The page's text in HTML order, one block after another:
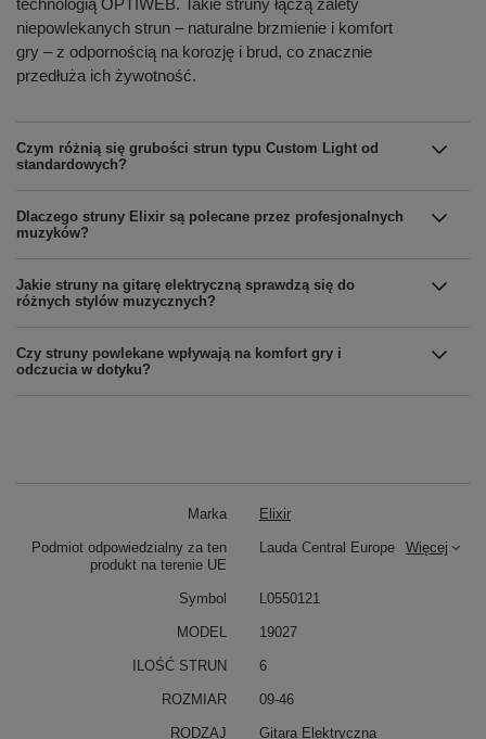
technologią OPTIWEB. Takie struny łączą zalety
niepowlekanych strun – naturalne brzmienie i komfort
gry – z odpornością na korozję i brud, co znacznie
przedłuża ich żywotność.
Czym różnią się grubości strun typu Custom Light od
standardowych?
Dlaczego struny Elixir są polecane przez profesjonalnych
muzyków?
Jakie struny na gitarę elektryczną sprawdzą się do
różnych stylów muzycznych?
Czy struny powlekane wpływają na komfort gry i
odczucia w dotyku?
Marka Elixir
Podmiot odpowiedzialny za ten
produkt na terenie UE
Lauda Central Europe Więcej
Symbol L0550121
MODEL 19027
ILOŚĆ STRUN 6
ROZMIAR 09-46
RODZAJ Gitara Elektryczna